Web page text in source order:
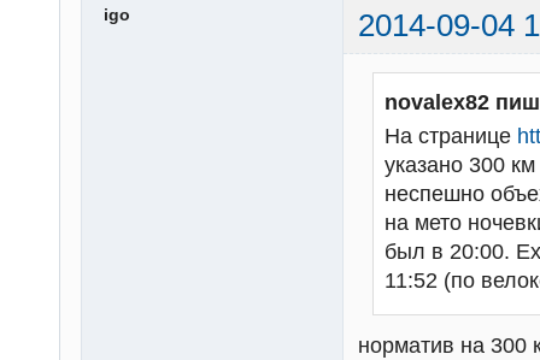
igo 2014-09-04
novalex82
На странице
указано 300
неспешно
на мето
был в 20:00.
11:52 (по
норматив на 300